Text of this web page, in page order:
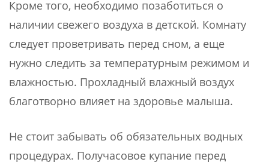
Кроме того, необходимо позаботиться о
наличии свежего воздуха в детской. Комнату
следует проветривать перед сном, а еще
нужно следить за температурным режимом и
влажностью. Прохладный влажный воздух
благотворно влияет на здоровье малыша.
Не стоит забывать об обязательных водных
процедурах. Получасовое купание перед